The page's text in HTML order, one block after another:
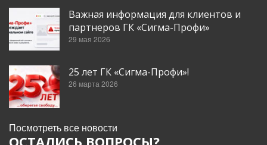
Важная информация для клиентов и
партнеров ГК «Сигма-Профи»
29 мая 2026
25 лет ГК «Сигма-Профи»!
26 марта 2026
Посмотреть все новости